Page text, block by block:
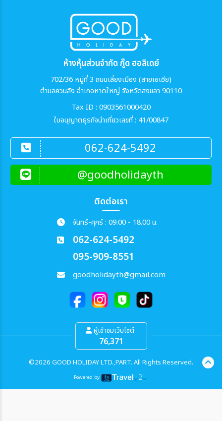
ห้างหุ้นส่วนจำกัด กู๊ด ฮอลิเดย์
702/36 หมู่ที่ 3 ถนนเลี่ยงเมือง (สายเอเซีย)
ตำบลควนลัง อำเภอหาดใหญ่ จังหวัดสงขลา 90110
Tax ID : 0903561000420
ใบอนุญาตธุรกิจนำเที่ยวเลขที่ : 41/00847
062-624-5492
@goodholidayth
ติดต่อเรา
จันทร์-ศุกร์ : 09.00 - 18.00 น.
062-624-5492
095-909-8551
goodholidayth@gmail.com
ผู้เข้าชมเว็บไซต์
76,371
©2026 GOOD HOLIDAY LTD.,PART. All Rights Reserved.
Powered by